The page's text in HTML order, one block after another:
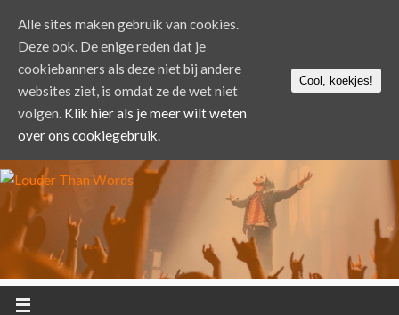
Alle sites maken gebruik van cookies.
Deze ook. De enige reden dat je
cookiebanners als deze niet bij andere
websites ziet, is omdat ze de wet niet
volgen. Klik hier als je meer wilt weten
over ons cookiegebruik.
Cool, koekjes!